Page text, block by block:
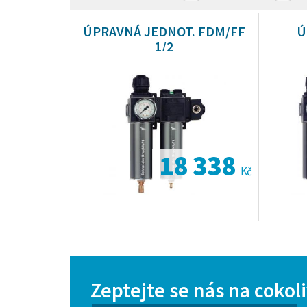
ÚPRAVNÁ JEDNOT. FDM/FF
1/2
18 338 Kč
Zeptejte se nás na